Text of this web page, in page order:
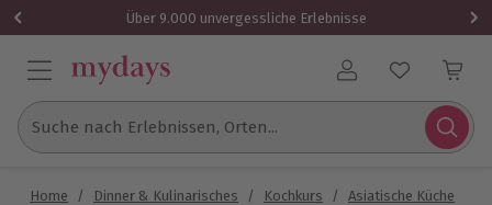
Über 9.000 unvergessliche Erlebnisse
Benutzerkonto
Suche nach Erlebnissen, Orten...
Home / Dinner & Kulinarisches / Kochkurs / Asiatische Küche